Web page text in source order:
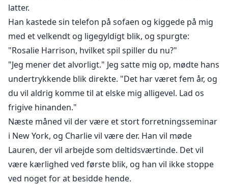
latter.
Han kastede sin telefon på sofaen og kiggede på mig
med et velkendt og ligegyldigt blik, og spurgte:
"Rosalie Harrison, hvilket spil spiller du nu?"
"Jeg mener det alvorligt." Jeg satte mig op, mødte hans
undertrykkende blik direkte. "Det har været fem år, og
du vil aldrig komme til at elske mig alligevel. Lad os
frigive hinanden."
Næste måned vil der være et stort forretningsseminar
i New York, og Charlie vil være der. Han vil møde
Lauren, der vil arbejde som deltidsværtinde. Det vil
være kærlighed ved første blik, og han vil ikke stoppe
ved noget for at besidde hende.